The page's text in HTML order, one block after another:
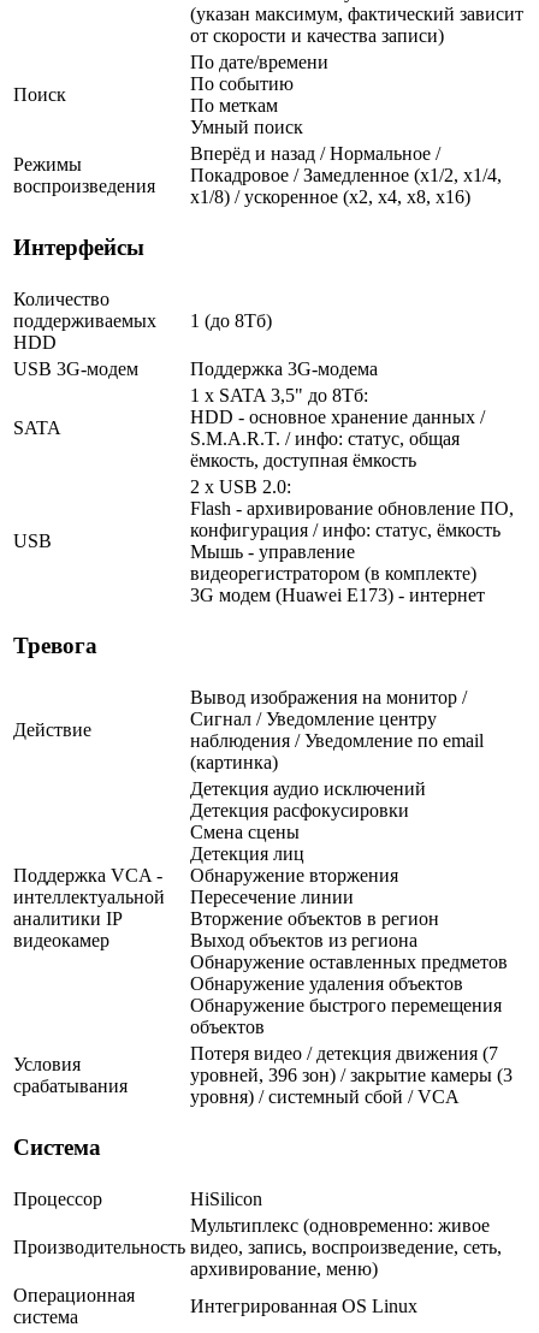
(указан максимум, фактический зависит
от скорости и качества записи)
Поиск
По дате/времени
По событию
По меткам
Умный поиск
Режимы
воспроизведения
Вперёд и назад / Нормальное /
Покадровое / Замедленное (х1/2, х1/4,
х1/8) / ускоренное (х2, х4, х8, х16)
Интерфейсы
Количество
поддерживаемых
HDD
1 (до 8Тб)
USB 3G-модем Поддержка 3G-модема
SATA
1 x SATA 3,5" до 8Тб:
HDD - основное хранение данных /
S.M.A.R.T. / инфо: статус, общая
ёмкость, доступная ёмкость
USB
2 x USB 2.0:
Flash - архивирование обновление ПО,
конфигурация / инфо: статус, ёмкость
Мышь - управление
видеорегистратором (в комплекте)
3G модем (Huawei E173) - интернет
Тревога
Действие
Вывод изображения на монитор /
Сигнал / Уведомление центру
наблюдения / Уведомление по email
(картинка)
Поддержка VCA -
интеллектуальной
аналитики IP
видеокамер
Детекция аудио исключений
Детекция расфокусировки
Смена сцены
Детекция лиц
Обнаружение вторжения
Пересечение линии
Вторжение объектов в регион
Выход объектов из региона
Обнаружение оставленных предметов
Обнаружение удаления объектов
Обнаружение быстрого перемещения
объектов
Условия
срабатывания
Потеря видео / детекция движения (7
уровней, 396 зон) / закрытие камеры (3
уровня) / системный сбой / VCA
Система
Процессор HiSilicon
Производительность
Мультиплекс (одновременно: живое
видео, запись, воспроизведение, сеть,
архивирование, меню)
Операционная
система
Интегрированная OS Linux